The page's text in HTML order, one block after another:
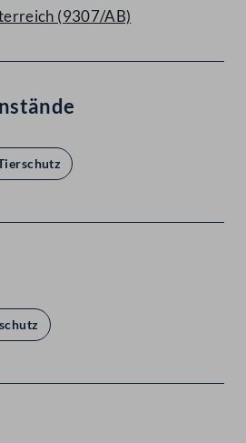
(9307/AB)